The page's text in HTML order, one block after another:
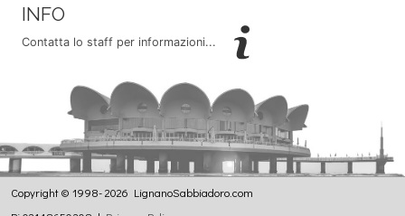
INFO
Contatta lo staff per informazioni...
Copyright © 1998- 2026 LignanoSabbiadoro.com